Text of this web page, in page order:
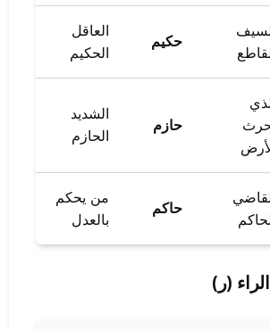
حكيم
العاقل
الحكيم
حازم
الشديد
الحازم
حاكم
من يحكم
بالعدل
(ر)